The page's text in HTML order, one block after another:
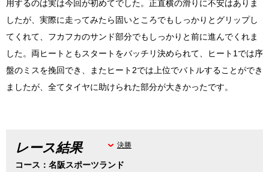
用するのは実は今回が初めてでした。正直横の滑りに不安はありま
したが、実際に走ってみたら固いところでもしっかりとグリップし
てくれて、フカフカのサンド部分でもしっかりと前に進んでくれま
した。両ヒートともスタートをバッチリ決められて、ヒート1では序
盤のミスを挽回でき、またヒート2では上位でバトルすることができ
ましたが、全てタイヤに助けられた部分が大きかったです。
レース結果
コース：名阪スポーツランド
決勝